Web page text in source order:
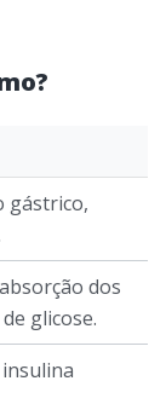
gástrico,
dos
glicose.